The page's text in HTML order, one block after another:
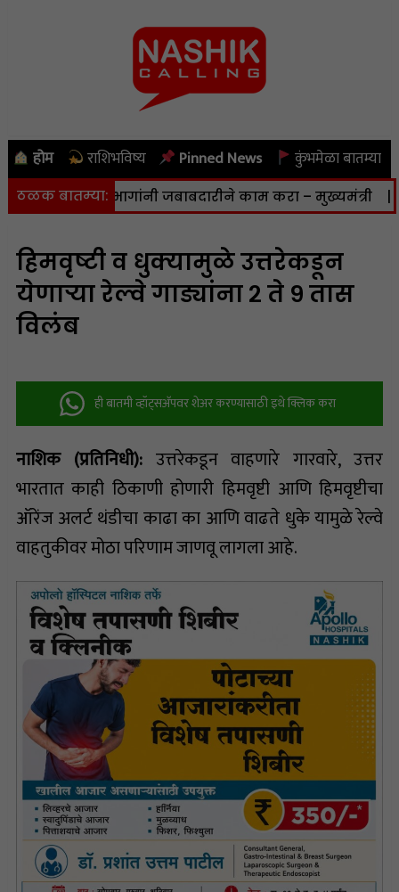
होम राशिभविष्य Pinned News कुंभमेळा बातम्या
ठळक बातम्या:
नाही; विभागांनी जबाबदारीने काम करा – मुख्यमंत्री |
हिमवृष्टी व धुक्यामुळे उत्तरेकडून
येणाऱ्या रेल्वे गाड्यांना २ ते ९ तास
विलंब
ही बातमी व्हॉट्सअ‍ॅपवर शेअर करण्यासाठी इथे क्लिक करा
नाशिक (प्रतिनिधी): उत्तरेकडून वाहणारे गारवारे, उत्तर
भारतात काही ठिकाणी होणारी हिमवृष्टी आणि हिमवृष्टीचा
ऑरेंज अलर्ट थंडीचा काढा का आणि वाढते धुके यामुळे रेल्वे
वाहतुकीवर मोठा परिणाम जाणवू लागला आहे.